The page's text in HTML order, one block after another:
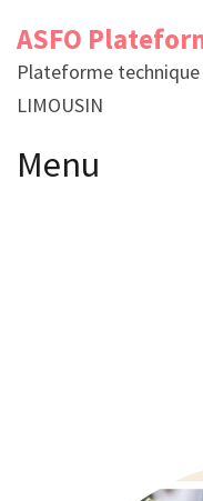
contenu
(Pressez
ASFO
Plateforme technique
LIMOUSIN
Menu